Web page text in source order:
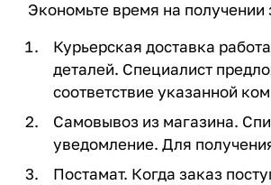
Экономьте время на получении
Курьерская доставка
деталей. Специалист
соответствие указанной
Самовывоз из магазина.
уведомление. Для
Постамат. Когда заказ